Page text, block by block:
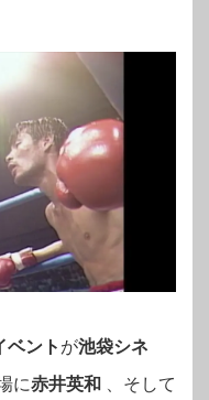
ベント が池袋シネ
に赤井英和
そして